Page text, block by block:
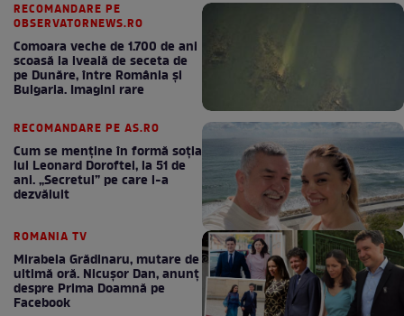
RECOMANDARE PE
OBSERVATORNEWS.RO
Comoara veche de 1.700 de ani
scoasă la iveală de seceta de
pe Dunăre, între România şi
Bulgaria. Imagini rare
RECOMANDARE PE AS.RO
Cum se menţine în formă soţia
lui Leonard Doroftei, la 51 de
ani. „Secretul” pe care l-a
dezvăluit
ROMANIA TV
Mirabela Grădinaru, mutare de
ultimă oră. Nicuşor Dan, anunţ
despre Prima Doamnă pe
Facebook